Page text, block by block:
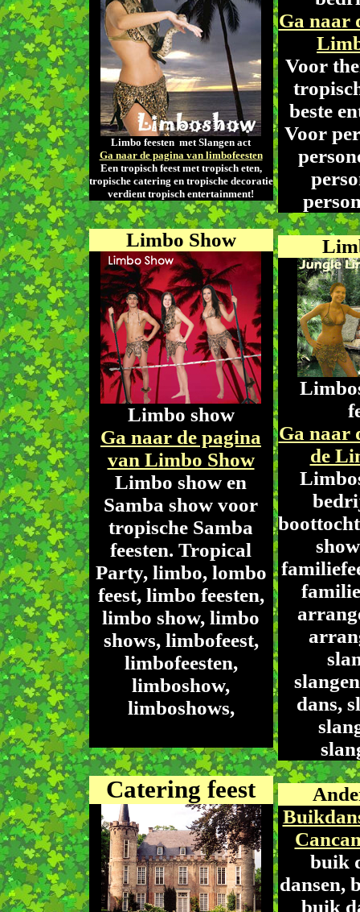
Limbo feesten met Slangen act
Ga naar de pagina van limbofeesten
Een tropisch feest met tropisch eten,
tropische catering en tropische decoratie
verdient tropisch entertainment!
Limbo Show
Limbo show
Ga naar de pagina
van Limbo Show
Limbo show en
Samba show voor
tropische Samba
feesten. Tropical
Party, limbo, lombo
feest, limbo feesten,
limbo show, limbo
shows, limbofeest,
limbofeesten,
limboshow,
limboshows,
Catering feest
Ga naar
Voor
beste
Voor
Ga naar
de
dans,
buik
dansen,
buik